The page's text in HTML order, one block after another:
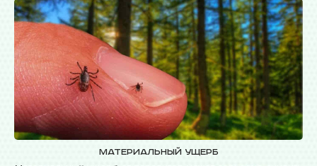
Материальный ущерб